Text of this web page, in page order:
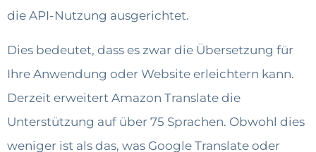
die API-Nutzung ausgerichtet.
Dies bedeutet, dass es zwar die Übersetzung für
Ihre Anwendung oder Website erleichtern kann.
Derzeit erweitert Amazon Translate die
Unterstützung auf über 75 Sprachen. Obwohl dies
weniger ist als das, was Google Translate oder